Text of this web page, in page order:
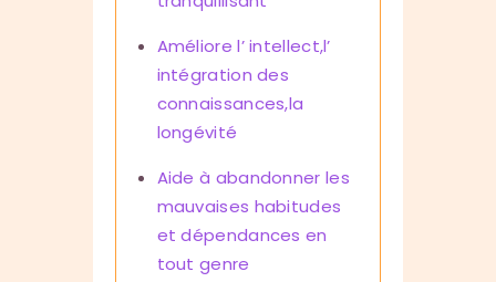
Améliore l’ intellect,l’
intégration des
connaissances,la
longévité
Aide à abandonner les
mauvaises habitudes
et dépendances en
tout genre